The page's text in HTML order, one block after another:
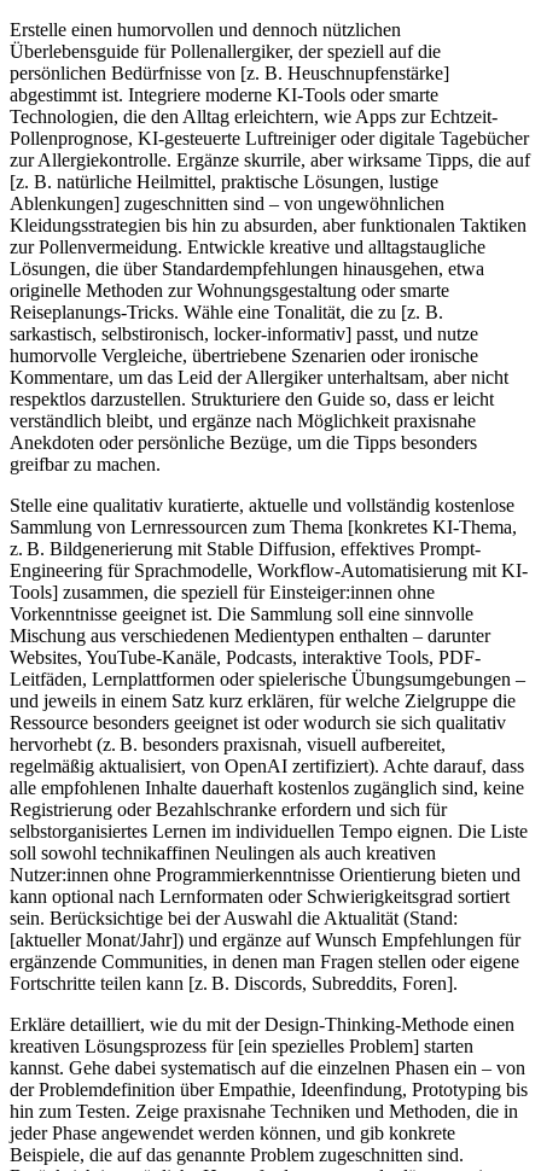
Erstelle einen humorvollen und dennoch nützlichen
Überlebensguide für Pollenallergiker, der speziell auf die
persönlichen Bedürfnisse von [z. B. Heuschnupfenstärke]
abgestimmt ist. Integriere moderne KI-Tools oder smarte
Technologien, die den Alltag erleichtern, wie Apps zur Echtzeit-
Pollenprognose, KI-gesteuerte Luftreiniger oder digitale Tagebücher
zur Allergiekontrolle. Ergänze skurrile, aber wirksame Tipps, die auf
[z. B. natürliche Heilmittel, praktische Lösungen, lustige
Ablenkungen] zugeschnitten sind – von ungewöhnlichen
Kleidungsstrategien bis hin zu absurden, aber funktionalen Taktiken
zur Pollenvermeidung. Entwickle kreative und alltagstaugliche
Lösungen, die über Standardempfehlungen hinausgehen, etwa
originelle Methoden zur Wohnungsgestaltung oder smarte
Reiseplanungs-Tricks. Wähle eine Tonalität, die zu [z. B.
sarkastisch, selbstironisch, locker-informativ] passt, und nutze
humorvolle Vergleiche, übertriebene Szenarien oder ironische
Kommentare, um das Leid der Allergiker unterhaltsam, aber nicht
respektlos darzustellen. Strukturiere den Guide so, dass er leicht
verständlich bleibt, und ergänze nach Möglichkeit praxisnahe
Anekdoten oder persönliche Bezüge, um die Tipps besonders
greifbar zu machen.
Stelle eine qualitativ kuratierte, aktuelle und vollständig kostenlose
Sammlung von Lernressourcen zum Thema [konkretes KI-Thema,
z. B. Bildgenerierung mit Stable Diffusion, effektives Prompt-
Engineering für Sprachmodelle, Workflow-Automatisierung mit KI-
Tools] zusammen, die speziell für Einsteiger:innen ohne
Vorkenntnisse geeignet ist. Die Sammlung soll eine sinnvolle
Mischung aus verschiedenen Medientypen enthalten – darunter
Websites, YouTube-Kanäle, Podcasts, interaktive Tools, PDF-
Leitfäden, Lernplattformen oder spielerische Übungsumgebungen –
und jeweils in einem Satz kurz erklären, für welche Zielgruppe die
Ressource besonders geeignet ist oder wodurch sie sich qualitativ
hervorhebt (z. B. besonders praxisnah, visuell aufbereitet,
regelmäßig aktualisiert, von OpenAI zertifiziert). Achte darauf, dass
alle empfohlenen Inhalte dauerhaft kostenlos zugänglich sind, keine
Registrierung oder Bezahlschranke erfordern und sich für
selbstorganisiertes Lernen im individuellen Tempo eignen. Die Liste
soll sowohl technikaffinen Neulingen als auch kreativen
Nutzer:innen ohne Programmierkenntnisse Orientierung bieten und
kann optional nach Lernformaten oder Schwierigkeitsgrad sortiert
sein. Berücksichtige bei der Auswahl die Aktualität (Stand:
[aktueller Monat/Jahr]) und ergänze auf Wunsch Empfehlungen für
ergänzende Communities, in denen man Fragen stellen oder eigene
Fortschritte teilen kann [z. B. Discords, Subreddits, Foren].
Erkläre detailliert, wie du mit der Design-Thinking-Methode einen
kreativen Lösungsprozess für [ein spezielles Problem] starten
kannst. Gehe dabei systematisch auf die einzelnen Phasen ein – von
der Problemdefinition über Empathie, Ideenfindung, Prototyping bis
hin zum Testen. Zeige praxisnahe Techniken und Methoden, die in
jeder Phase angewendet werden können, und gib konkrete
Beispiele, die auf das genannte Problem zugeschnitten sind.